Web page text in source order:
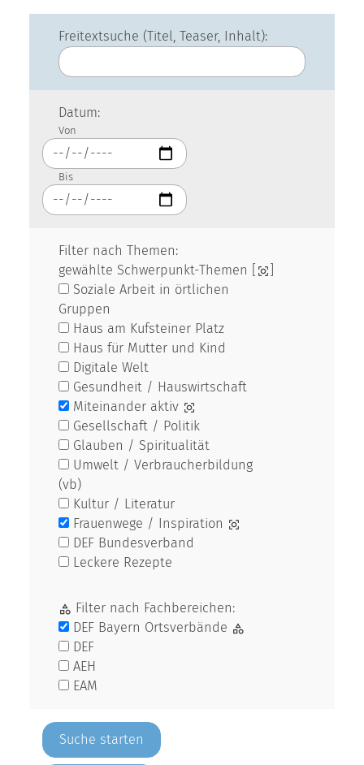
Freitextsuche (Titel, Teaser, Inhalt):
Datum:
Von
Bis
Filter nach Themen:
gewählte Schwerpunkt-Themen [
Soziale Arbeit in örtlichen
Gruppen
Haus am Kufsteiner Platz
Haus für Mutter und Kind
Digitale Welt
Gesundheit / Hauswirtschaft
Miteinander aktiv
Gesellschaft / Politik
Glauben / Spiritualität
Umwelt / Verbraucherbildung
(vb)
Kultur / Literatur
Frauenwege / Inspiration
DEF Bundesverband
Leckere Rezepte
Filter nach Fachbereichen:
DEF Bayern Ortsverbände
DEF
AEH
EAM